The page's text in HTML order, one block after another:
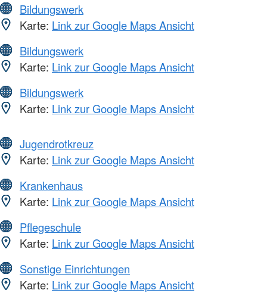
Bildungswerk
Karte: Link zur Google Maps Ansicht
Bildungswerk
Karte: Link zur Google Maps Ansicht
Bildungswerk
Karte: Link zur Google Maps Ansicht
Jugendrotkreuz
Karte: Link zur Google Maps Ansicht
Krankenhaus
Karte: Link zur Google Maps Ansicht
Pflegeschule
Karte: Link zur Google Maps Ansicht
Sonstige Einrichtungen
Karte: Link zur Google Maps Ansicht